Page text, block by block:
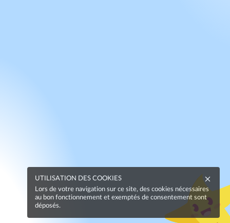
UTILISATION DES COOKIES
Lors de votre navigation sur ce site, des cookies nécessaires
au bon fonctionnement et exemptés de consentement sont
déposés.